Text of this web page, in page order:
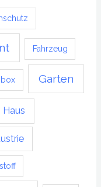
Fahrzeug
Garten
Haus